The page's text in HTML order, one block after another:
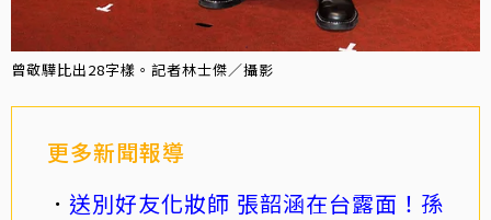
曾敬驊比出28字樣。記者林士傑／攝影
更多新聞報導
送別好友化妝師 張韶涵在台露面！孫